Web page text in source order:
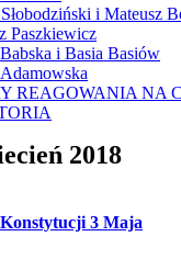
i Mateusz
Paszkiewicz
i Basia Basiów
REAGOWANIA NA
2018
3 Maja